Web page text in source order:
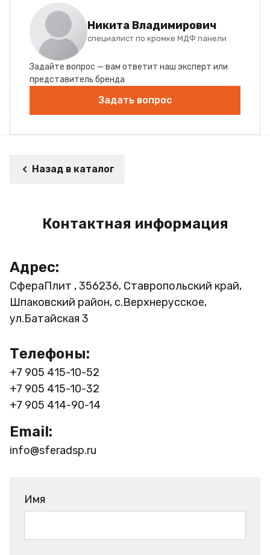
Никита Владимирович
специалист по кромке МДФ панели
Задайте вопрос — вам ответит наш эксперт или
представитель бренда
Задать вопрос
Назад в каталог
Контактная информация
Адрес:
СфераПлит , 356236, Ставропольский край,
Шпаковский район, с.Верхнерусское,
ул.Батайская 3
Телефоны:
+7 905 415-10-52
+7 905 415-10-32
+7 905 414-90-14
Email:
info@sferadsp.ru
Имя